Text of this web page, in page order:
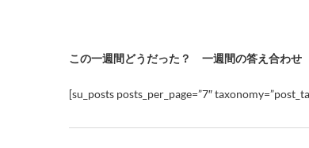
この一週間どうだった？ 一週間の答え合わせ
[su_posts posts_per_page=”7″